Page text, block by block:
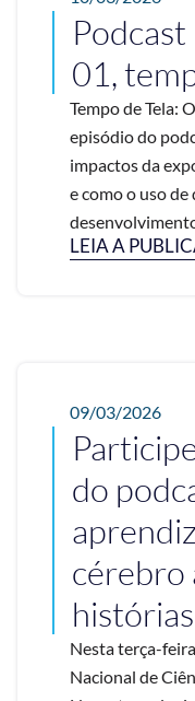
01,
Tempo de Tela:
episódio do
impactos da
e como o uso
desenvolvimento
LEIA A
09/03/2026
do
cérebro
Nesta terça-
Nacional de